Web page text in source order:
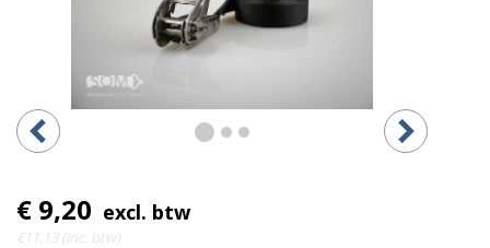
€ 9,20 excl. btw
€11,13 (inc. btw)